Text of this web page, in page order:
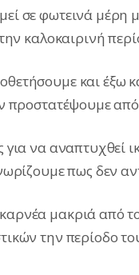
σε φωτεινά μέρη
καλοκαιρινή
και έξω
προστατέψουμε
για να
πως δεν
μακριά από
την περίοδο